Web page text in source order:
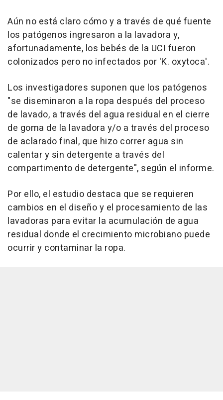
Aún no está claro cómo y a través de qué fuente
los patógenos ingresaron a la lavadora y,
afortunadamente, los bebés de la UCI fueron
colonizados pero no infectados por 'K. oxytoca'.
Los investigadores suponen que los patógenos
"se diseminaron a la ropa después del proceso
de lavado, a través del agua residual en el cierre
de goma de la lavadora y/o a través del proceso
de aclarado final, que hizo correr agua sin
calentar y sin detergente a través del
compartimento de detergente", según el informe.
Por ello, el estudio destaca que se requieren
cambios en el diseño y el procesamiento de las
lavadoras para evitar la acumulación de agua
residual donde el crecimiento microbiano puede
ocurrir y contaminar la ropa.